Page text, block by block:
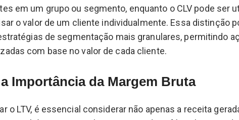
em um grupo ou segmento, enquanto o CLV pode ser
o valor de um cliente individualmente. Essa distinção
de segmentação mais granulares, permitindo
com base no valor de cada cliente.
a Importância da Margem Bruta
o LTV, é essencial considerar não apenas a receita